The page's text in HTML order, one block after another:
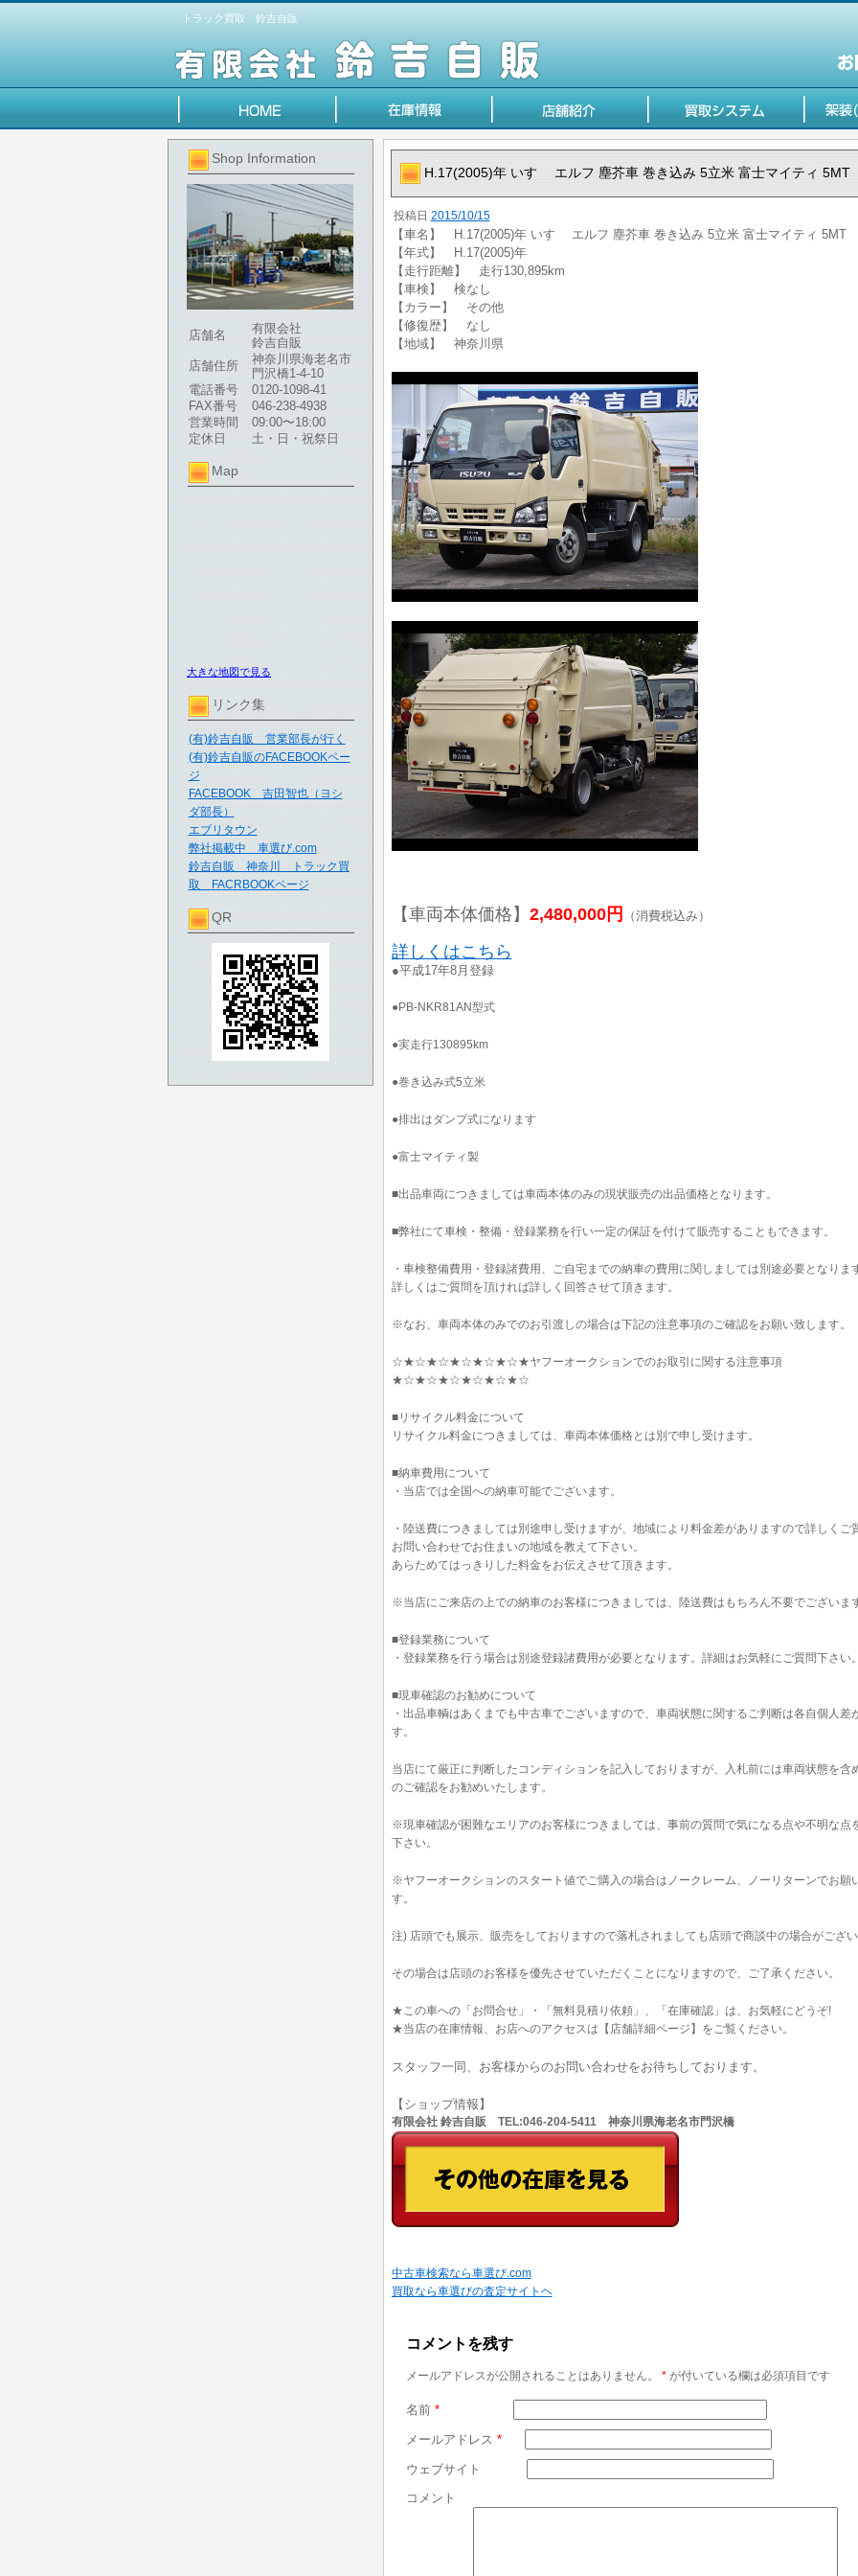
トラック買取 鈴吉自販
Shop Information
店舗名
有限会社
鈴吉自販
店舗住所
神奈川県海老名市
門沢橋1-4-10
電話番号
0120-1098-41
FAX番号
046-238-4938
営業時間
09:00〜18:00
定休日
土・日・祝祭日
Map
大きな地図で見る
リンク集
(有)鈴吉自販 営業部長が行く
(有)鈴吉自販のFACEBOOKペー
ジ
FACEBOOK 吉田智也（ヨシ
ダ部長）
エブリタウン
弊社掲載中 車選び.com
鈴吉自販 神奈川 トラック買
取 FACRBOOKページ
QR
H.17(2005)年 いすゞ エルフ 塵芥車 巻き込み 5立米 富士マイティ 5MT
投稿日 2015/10/15
【車名】 H.17(2005)年 いすゞ エルフ 塵芥車 巻き込み 5立米 富士マイティ 5MT
【年式】 H.17(2005)年
【走行距離】 走行130,895km
【車検】 検なし
【カラー】 その他
【修復歴】 なし
【地域】 神奈川県
【車両本体価格】 2,480,000円 （消費税込み）
詳しくはこちら
●平成17年8月登録
●PB-NKR81AN型式
●実走行130895km
●巻き込み式5立米
●排出はダンプ式になります
●富士マイティ製
■出品車両につきましては車両本体のみの現状販売の出品価格となります。
■弊社にて車検・整備・登録業務を行い一定の保証を付けて販売することもできます。
・車検整備費用・登録諸費用、ご自宅までの納車の費用に関しましては別途必要となりま
詳しくはご質問を頂ければ詳しく回答させて頂きます。
※なお、車両本体のみでのお引渡しの場合は下記の注意事項のご確認をお願い致します。
☆★☆★☆★☆★☆★☆★ヤフーオークションでのお取引に関する注意事項
★☆★☆★☆★☆★☆★☆
■リサイクル料金について
リサイクル料金につきましては、車両本体価格とは別で申し受けます。
■納車費用について
・当店では全国への納車可能でございます。
・陸送費につきましては別途申し受けますが、地域により料金差がありますので詳しくご
お問い合わせでお住まいの地域を教えて下さい。
あらためてはっきりした料金をお伝えさせて頂きます。
※当店にご来店の上での納車のお客様につきましては、陸送費はもちろん不要でございます
■登録業務について
・登録業務を行う場合は別途登録諸費用が必要となります。詳細はお気軽にご質問下さい。
■現車確認のお勧めについて
・出品車輌はあくまでも中古車でございますので、車両状態に関するご判断は各自個人差
す。
当店にて厳正に判断したコンディションを記入しておりますが、入札前には車両状態を含
のご確認をお勧めいたします。
※現車確認が困難なエリアのお客様につきましては、事前の質問で気になる点や不明な点
下さい。
※ヤフーオークションのスタート値でご購入の場合はノークレーム、ノーリターンでお願
す。
注) 店頭でも展示、販売をしておりますので落札されましても店頭で商談中の場合がござい
その場合は店頭のお客様を優先させていただくことになりますので、ご了承ください。
★この車への「お問合せ」・「無料見積り依頼」、「在庫確認」は、お気軽にどうぞ!
★当店の在庫情報、お店へのアクセスは【店舗詳細ページ】をご覧ください。
スタッフ一同、お客様からのお問い合わせをお待ちしております。
【ショップ情報】
有限会社 鈴吉自販 TEL:046-204-5411 神奈川県海老名市門沢橋
中古車検索なら車選び.com
買取なら車選びの査定サイトヘ
コメントを残す
メールアドレスが公開されることはありません。 *が付いている欄は必須項目です
名前 *
メールアドレス *
ウェブサイト
コメント